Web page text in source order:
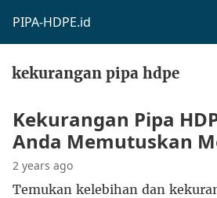
PIPA-HDPE.id
kekurangan pipa hdpe
Kekurangan Pipa
Anda Memutuskan
2 years ago
Temukan kelebihan dan